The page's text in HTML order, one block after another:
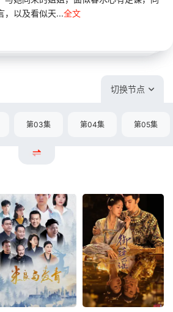
，以及看似天...全文
切换节点
第03集 第04集 第05集